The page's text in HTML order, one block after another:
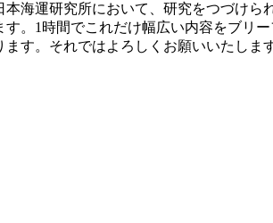
海運研究所において、研究をつづけら
。1時間でこれだけ幅広い内容をブリー
す。それではよろしくお願いいたしま